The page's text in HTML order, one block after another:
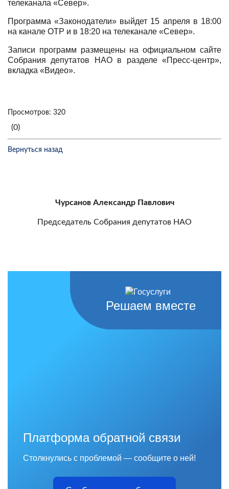
телеканала «Север».
Программа «Законодатели» выйдет 15 апреля в 18:00
на канале ОТР и в 18:20 на телеканале «Север».
Записи программ размещены на официальном сайте
Собрания депутатов НАО в разделе «Пресс-центр»,
вкладка «Видео».
Просмотров: 320
(0)
Вернуться назад
Чурсанов Александр Павлович
Председатель Собрания депутатов НАО
Решаем вместе
Платформа обратной связи
Столкнулись с проблемой — сообщите о ней!